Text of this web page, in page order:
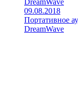
09.08.2018
Портативное
DreamWave